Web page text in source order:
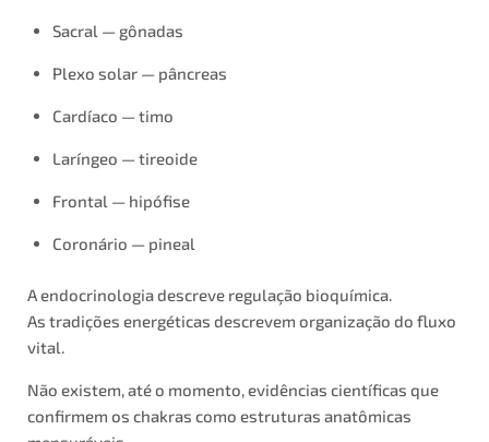
Sacral — gônadas
Plexo solar — pâncreas
Cardíaco — timo
Laríngeo — tireoide
Frontal — hipófise
Coronário — pineal
A endocrinologia descreve regulação bioquímica.
As tradições energéticas descrevem organização do fluxo
vital.
Não existem, até o momento, evidências científicas que
confirmem os chakras como estruturas anatômicas